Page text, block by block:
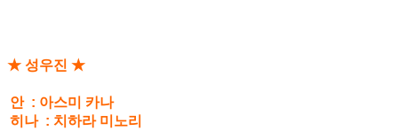
★ 성우진 ★
안 : 아스미 카나
히나 : 치하라 미노리